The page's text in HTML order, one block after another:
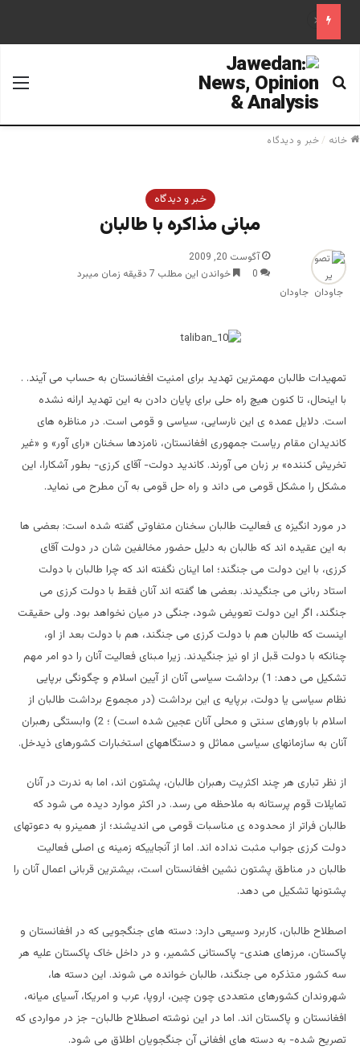
علم تاریخ
جستجو برای
خانه /خبر و دیدگاه
خبر و دیدگاه
مبانی مذاکره با طالبان
جاودان
آگوست 20, 2009
0
خواندن این مطلب 7 دقیقه زمان میبرد
تمهیدات طالبان مهمترین تهدید برای امنیت افغانستان به حساب می آیند. .
با اینحال، تا کنون هیچ راه حلی برای پایان دادن به این تهدید ارائه نشده
است. دلایل عمده ی این نارسایی، سیاسی و قومی است. در مناظره های
کاندیدان مقام ریاست جمهوری افغانستان، نامزدها سخنان «رای آور» و «غیر
تخریش کننده» بر زبان می آورند. کاندید دولت- آقای کرزی- بطور آشکارا، این
مشکل را مشکل قومی می داند و راه حل قومی به آن مطرح می نماید.
در مورد انگیزه ی فعالیت طالبان سخنان متفاوتی گفته شده است: بعضی ها
به این عقیده اند که طالبان به دلیل حضور مخالفین شان در دولت آقای
کرزی، با این دولت می جنگند؛ اما اینان نگفته اند که چرا طالبان با دولت
استاد ربانی می جنگیدند. بعضی ها گفته اند آنان فقط با دولت کرزی می
جنگند، اگر این دولت تعویض شود، جنگی در میان نخواهد بود. ولی حقیقت
اینست که طالبان هم با دولت کرزی می جنگند، هم با دولت بعد از او،
چنانکه با دولت قبل از او نیز جنگیدند. زیرا مبنای فعالیت آنان را دو امر مهم
تشکیل می دهد: 1) برداشت سیاسی آنان از آیین اسلام و چگونگی برپایی
نظام سیاسی یا دولت، برپایه ی این برداشت (در مجموع برداشت طالبان از
اسلام با باورهای سنتی و محلی آنان عجین شده است) ؛ 2) وابستگی رهبران
آنان به سازمانهای سیاسی مماثل و دستگاههای استخبارات کشورهای ذیدخل.
از نظر تباری هر چند اکثریت رهبران طالبان، پشتون اند، اما به ندرت در آنان
تمایلات قوم پرستانه به ملاحظه می رسد. در اکثر موارد دیده می شود که
طالبان فراتر از محدوده ی مناسبات قومی می اندیشند؛ از همینرو به دعوتهای
دولت کرزی جواب مثبت نداده اند. اما از آنجاییکه زمینه ی اصلی فعالیت
طالبان در مناطق پشتون نشین افغانستان است، بیشترین قربانی اعمال آنان را
پشتونها تشکیل می دهد.
اصطلاح طالبان، کاربرد وسیعی دارد: دسته های جنگجویی که در افغانستان و
پاکستان، مرزهای هندی- پاکستانی کشمیر، و در داخل خاک پاکستان علیه هر
سه کشور متذکره می جنگند، طالبان خوانده می شوند. این دسته ها،
شهروندان کشورهای متعددی چون چین، اروپا، عرب و امریکا، آسیای میانه،
افغانستان و پاکستان اند. اما در این نوشته اصطلاح طالبان- جز در مواردی که
تصریح شده- به دسته های افغانی آن جنگجویان اطلاق می شود.